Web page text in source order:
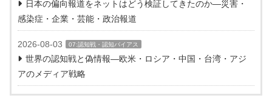
日本の偏向報道をネットはどう検証してきたのか―災害・
感染症・企業・芸能・政治報道
2026-08-03 07:認知戦・認知バイアス
世界の認知戦と偽情報―欧米・ロシア・中国・台湾・アジ
アのメディア戦略